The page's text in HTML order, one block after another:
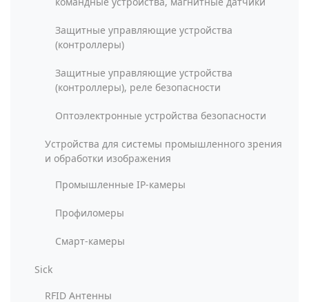
Защитные управляющие устройства
(контроллеры)
Защитные управляющие устройства
(контроллеры), реле безопасности
Оптоэлектронные устройства безопасности
Устройства для системы промышленного зрения
и обработки изображения
Промышленные IP-камеры
Профиломеры
Смарт-камеры
Sick
RFID Антенны